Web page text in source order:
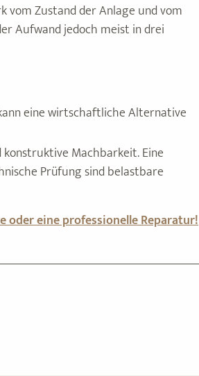
vom Zustand der Anlage und vom
Aufwand jedoch meist in drei
eine wirtschaftliche Alternative
Machbarkeit. Eine
Prüfung sind belastbare
oder eine professionelle Reparatur!